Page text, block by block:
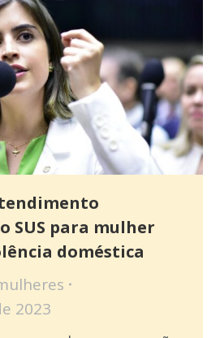
SUS para mulher
doméstica
2023